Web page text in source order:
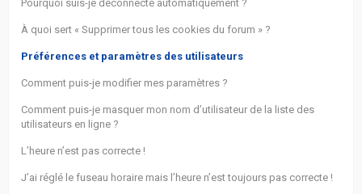
Recherche
FAQ
L’équipe
Pourquoi suis-je déconnecté automatiquement ?
À quoi sert « Supprimer tous les cookies du forum » ?
Préférences et paramètres des utilisateurs
Comment puis-je modifier mes paramètres ?
Comment puis-je masquer mon nom d’utilisateur de la liste des
utilisateurs en ligne ?
L’heure n’est pas correcte !
J’ai réglé le fuseau horaire mais l’heure n’est toujours pas correcte !